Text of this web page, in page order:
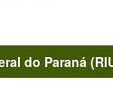
do Paraná